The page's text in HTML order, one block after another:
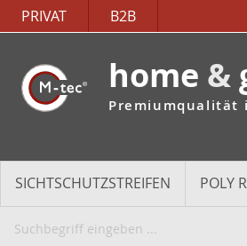
PRIVAT B2B
home &
Premiumqualität
SICHTSCHUTZSTREIFEN POLY